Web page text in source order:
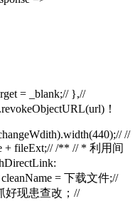
= _blank;// },//
！
//
+ fileExt;// /** // * 利用间
= 下载文件;//
好现患查改；//